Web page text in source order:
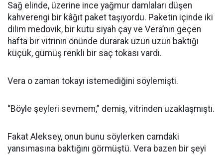
Sağ elinde, üzerine ince yağmur damlaları düşen
kahverengi bir kâğıt paket taşıyordu. Paketin içinde iki
dilim medovik, bir kutu siyah çay ve Vera’nın geçen
hafta bir vitrinin önünde durarak uzun uzun baktığı
küçük, gümüş renkli bir saç tokası vardı.
Vera o zaman tokayı istemediğini söylemişti.
“Böyle şeyleri sevmem,” demiş, vitrinden uzaklaşmıştı.
Fakat Aleksey, onun bunu söylerken camdaki
yansımasına baktığını görmüştü. Vera bazen bir şeyi